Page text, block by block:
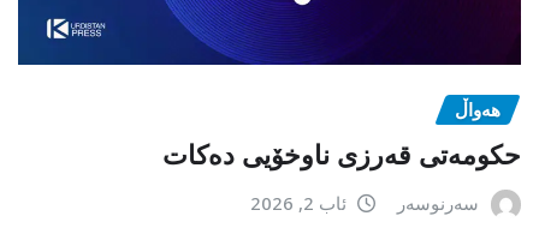
هەواڵ
حکومەتی قەرزی ناوخۆیی دەکات
سەرنوسەر ئاب 2, 2026